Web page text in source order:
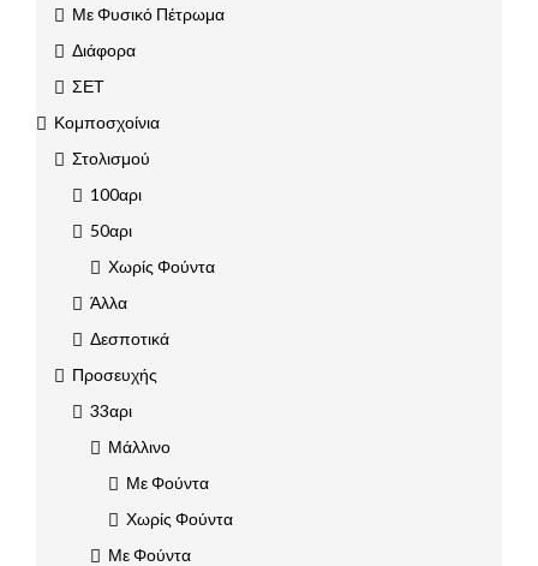
Με Φυσικό Πέτρωμα
Διάφορα
ΣΕΤ
Κομποσχοίνια
Στολισμού
100αρι
50αρι
Χωρίς Φούντα
Άλλα
Δεσποτικά
Προσευχής
33αρι
Μάλλινο
Με Φούντα
Χωρίς Φούντα
Με Φούντα